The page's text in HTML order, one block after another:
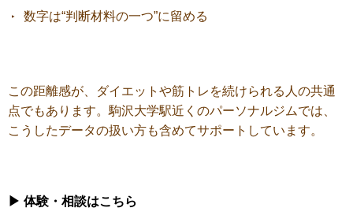
数字は“判断材料の一つ”に留める
この距離感が、
ダイエットや筋トレを続けられる人の共通
点でもあります。 駒沢大学駅近くのパーソナルジムでは、
こうしたデータの扱い方も含めてサポートしています。
▶︎ 体験・相談はこちら